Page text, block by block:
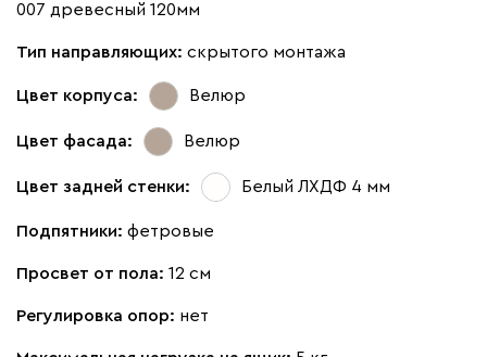
007 древесный 120мм
Тип направляющих: скрытого монтажа
Цвет корпуса: Велюр
Цвет фасада: Велюр
Цвет задней стенки: Белый ЛХДФ 4 мм
Подпятники: фетровые
Просвет от пола: 12 см
Регулировка опор: нет